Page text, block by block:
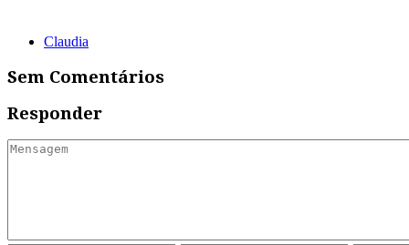
Claudia
Sem Comentários
Responder